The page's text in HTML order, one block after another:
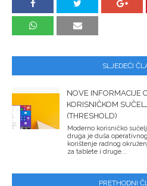
SLJEDEĆI
NOVE INFORMACIJE
KORISNIČKOM
(THRESHOLD)
Moderno korisničko
druga je duša
korištenje radnog
za tablete i druge...
PRETHODNI